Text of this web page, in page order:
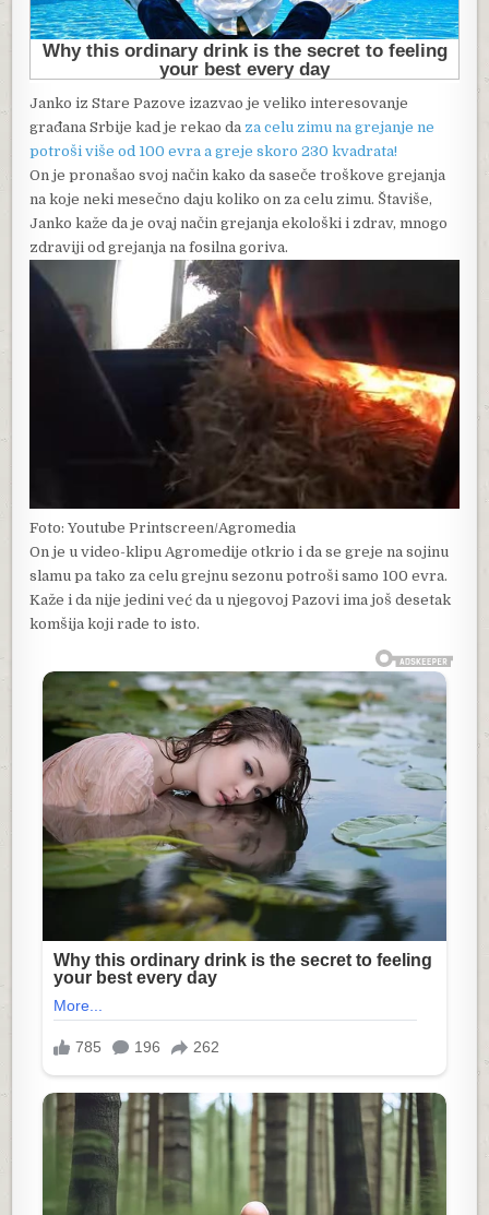
Janko iz Stare Pazove izazvao je veliko interesovanje
građana Srbije kad je rekao da za celu zimu na grejanje ne
potroši više od 100 evra a greje skoro 230 kvadrata!
On je pronašao svoj način kako da saseče troškove grejanja
na koje neki mesečno daju koliko on za celu zimu. Štaviše,
Janko kaže da je ovaj način grejanja ekološki i zdrav, mnogo
zdraviji od grejanja na fosilna goriva.
Foto: Youtube Printscreen/Agromedia
On je u video-klipu Agromedije otkrio i da se greje na sojinu
slamu pa tako za celu grejnu sezonu potroši samo 100 evra.
Kaže i da nije jedini već da u njegovoj Pazovi ima još desetak
komšija koji rade to isto.